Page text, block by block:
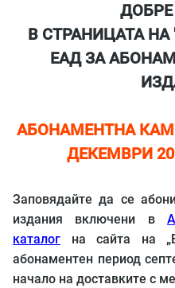
В СТРАНИЦАТА
ЕАД ЗА
АБОНАМЕНТНА
ДЕКЕМВРИ
Заповядайте да се
издания включени в
каталог
на сайта на
абонаментен период
начало на доставките с